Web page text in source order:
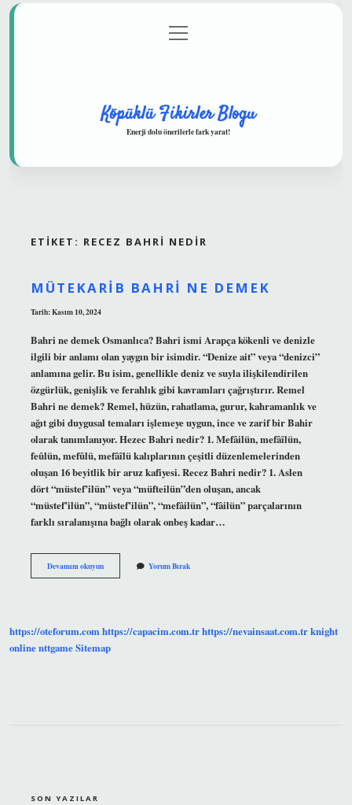
Gizlilik Politikası
menüyü
aç
Köpüklü Fikirler Blogu
Enerji dolu önerilerle fark yarat!
ETIKET: RECEZ BAHRI NEDIR
MÜTEKARIB BAHRI NE DEMEK
Tarih: Kasım 10, 2024
Bahri ne demek Osmanlıca? Bahri ismi Arapça kökenli ve denizle
ilgili bir anlamı olan yaygın bir isimdir. “Denize ait” veya “denizci”
anlamına gelir. Bu isim, genellikle deniz ve suyla ilişkilendirilen
özgürlük, genişlik ve ferahlık gibi kavramları çağrıştırır. Remel
Bahri ne demek? Remel, hüzün, rahatlama, gurur, kahramanlık ve
ağıt gibi duygusal temaları işlemeye uygun, ince ve zarif bir Bahir
olarak tanımlanıyor. Hezec Bahri nedir? 1. Mefâilün, mefâîlün,
feûlün, mefûlü, mefâîlü kalıplarının çeşitli düzenlemelerinden
oluşan 16 beyitlik bir aruz kafiyesi. Recez Bahri nedir? 1. Aslen
dört “müstef’ilün” veya “müfteilün”den oluşan, ancak
“müstef’ilün”, “müstef’ilün”, “mefâilün”, “fâilün” parçalarının
farklı sıralanışına bağlı olarak onbeş kadar…
Devamını okuyunMütekarib
Bahri
Yorum Bırak
https://oteforum.comhttps://capacim.com.trhttps://nevainsaat.com.trknight
onlinenttgameSitemap
SON YAZILAR